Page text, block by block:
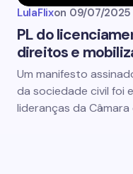
LulaFlixon 09/07/2025
PL do
direitos e
Um manifesto
da sociedade civil foi
lideranças da